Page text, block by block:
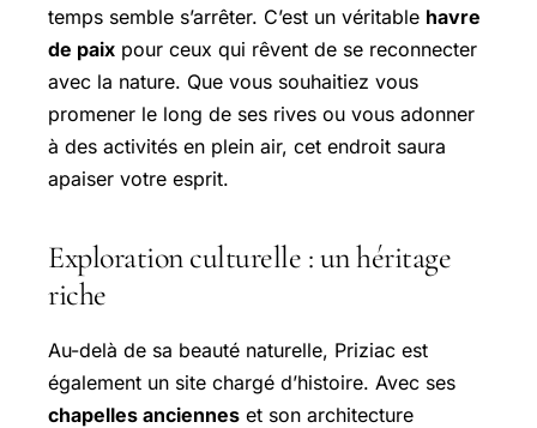
temps semble s’arrêter. C’est un véritable havre
de paix pour ceux qui rêvent de se reconnecter
avec la nature. Que vous souhaitiez vous
promener le long de ses rives ou vous adonner
à des activités en plein air, cet endroit saura
apaiser votre esprit.
Exploration culturelle : un héritage
riche
Au-delà de sa beauté naturelle, Priziac est
également un site chargé d’histoire. Avec ses
chapelles anciennes et son architecture